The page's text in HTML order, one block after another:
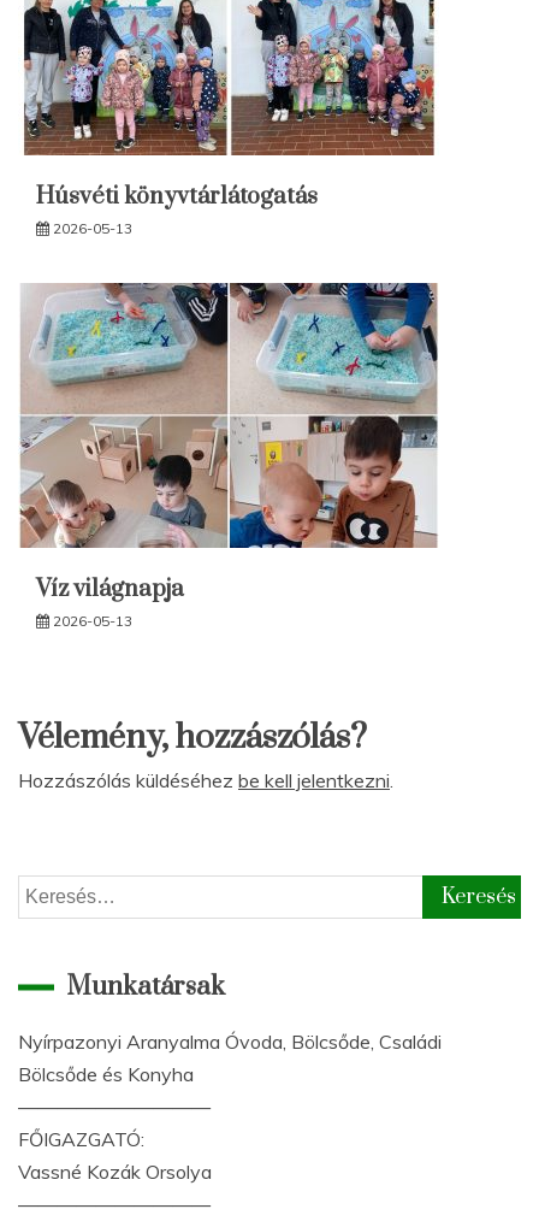
Húsvéti könyvtárlátogatás
2026-05-13
Víz világnapja
2026-05-13
Vélemény, hozzászólás?
Hozzászólás küldéséhez be kell jelentkezni.
Keresés:
Munkatársak
Nyírpazonyi Aranyalma Óvoda, Bölcsőde, Családi
Bölcsőde és Konyha
——————————
FŐIGAZGATÓ:
Vassné Kozák Orsolya
——————————